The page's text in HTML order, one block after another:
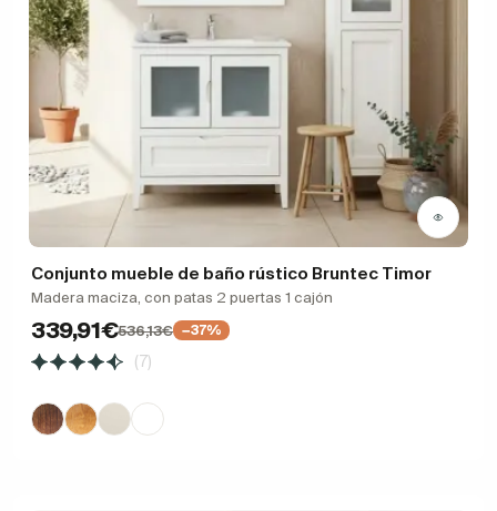
Conjunto mueble de baño rústico Bruntec Timor
Madera maciza, con patas 2 puertas 1 cajón
339,91€536,13€ −37%
(7)